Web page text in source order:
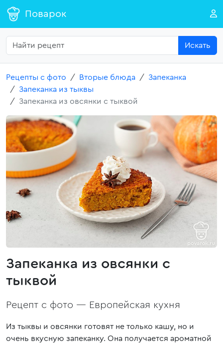
Поварок
Искать
Рецепты с фото Вторые блюда
Запеканка
Запеканка из тыквы
Запеканка из овсянки с тыквой
Запеканка из овсянки с
тыквой
Рецепт с фото — Европейская кухня
Из тыквы и овсянки готовят не только кашу, но и
очень вкусную запеканку. Она получается ароматной